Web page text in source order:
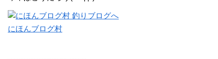
にほんブログ村